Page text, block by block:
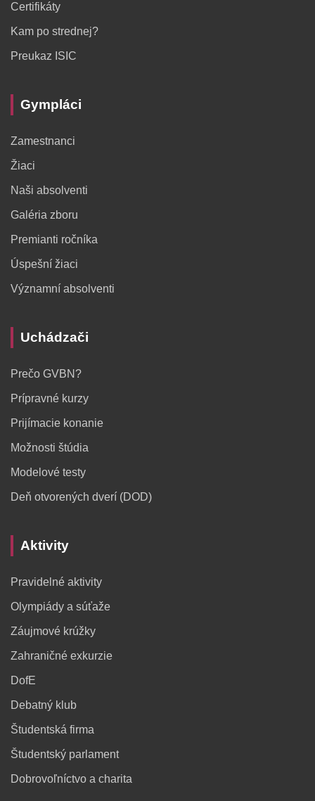
Certifikáty
Kam po strednej?
Preukaz ISIC
Gympláci
Zamestnanci
Žiaci
Naši absolventi
Galéria zboru
Premianti ročníka
Úspešní žiaci
Významní absolventi
Uchádzači
Prečo GVBN?
Prípravné kurzy
Prijímacie konanie
Možnosti štúdia
Modelové testy
Deň otvorených dverí (DOD)
Aktivity
Pravidelné aktivity
Olympiády a súťaže
Záujmové krúžky
Zahraničné exkurzie
DofE
Debatný klub
Študentská firma
Študentský parlament
Dobrovoľníctvo a charita